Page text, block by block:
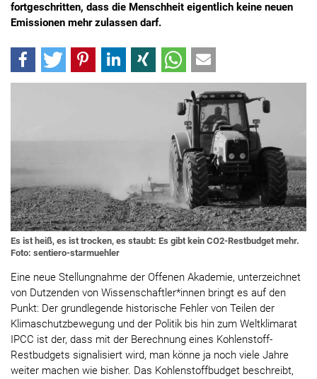
fortgeschritten, dass die Menschheit eigentlich keine neuen
Emissionen mehr zulassen darf.
Es ist heiß, es ist trocken, es staubt: Es gibt kein CO2-Restbudget mehr.
Foto: sentiero-starmuehler
Eine neue Stellungnahme der Offenen Akademie, unterzeichnet
von Dutzenden von Wissenschaftler*innen bringt es auf den
Punkt: Der grundlegende historische Fehler von Teilen der
Klimaschutzbewegung und der Politik bis hin zum Weltklimarat
IPCC ist der, dass mit der Berechnung eines Kohlenstoff-
Restbudgets signalisiert wird, man könne ja noch viele Jahre
weiter machen wie bisher. Das Kohlenstoffbudget beschreibt,